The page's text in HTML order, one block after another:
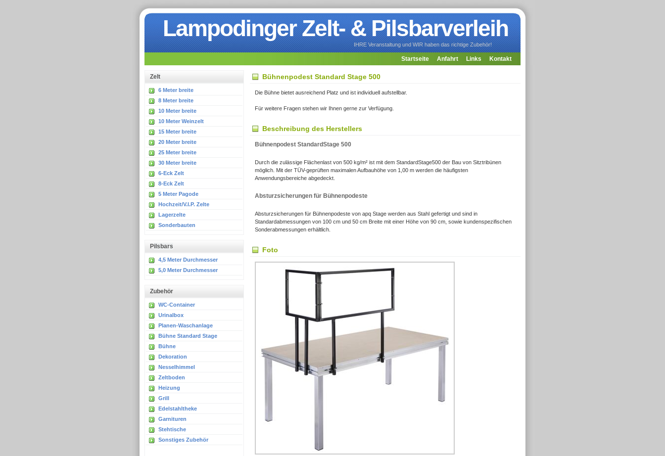
Lampodinger Zelt- & Pilsbarverleih
IHRE Veranstaltung und WIR haben das richtige Zubehör!
Startseite Anfahrt Links Kontakt
Zelt
6 Meter breite
8 Meter breite
10 Meter breite
10 Meter Weinzelt
15 Meter breite
20 Meter breite
25 Meter breite
30 Meter breite
6-Eck Zelt
8-Eck Zelt
5 Meter Pagode
Hochzeit/V.I.P. Zelte
Lagerzelte
Sonderbauten
Pilsbars
4,5 Meter Durchmesser
5,0 Meter Durchmesser
Zubehör
WC-Container
Urinalbox
Planen-Waschanlage
Bühne Standard Stage
Bühne
Dekoration
Nesselhimmel
Zeltboden
Heizung
Grill
Edelstahltheke
Garnituren
Stehtische
Sonstiges Zubehör
Bühnenpodest Standard Stage 500
Die Bühne bietet ausreichend Platz und ist individuell aufstellbar.
Für weitere Fragen stehen wir Ihnen gerne zur Verfügung.
Beschreibung des Herstellers
Bühnenpodest StandardStage 500
Durch die zulässige Flächenlast von 500 kg/m² ist mit dem StandardStage500 der Bau von Sitztribünen
möglich. Mit der TÜV-geprüften maximalen Aufbauhöhe von 1,00 m werden die häufigsten
Anwendungsbereiche abgedeckt.
Absturzsicherungen für Bühnenpodeste
Absturzsicherungen für Bühnenpodeste von apq Stage werden aus Stahl gefertigt und sind in
Standardabmessungen von 100 cm und 50 cm Breite mit einer Höhe von 90 cm, sowie kundenspezifischen
Sonderabmessungen erhältlich.
Foto